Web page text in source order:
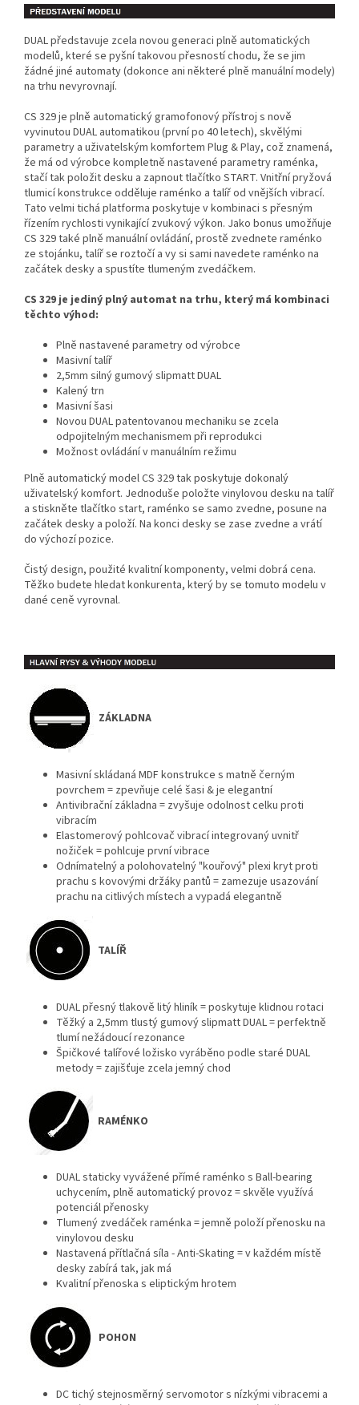
DUAL představuje zcela novou generaci plně automatických
modelů, které se pyšní takovou přesností chodu, že se jim
žádné jiné automaty (dokonce ani některé plně manuální modely)
na trhu nevyrovnají.
CS 329 je plně automatický gramofonový přístroj s nově
vyvinutou DUAL automatikou (první po 40 letech), skvělými
parametry a uživatelským komfortem Plug & Play, což znamená,
že má od výrobce kompletně nastavené parametry raménka,
stačí tak položit desku a zapnout tlačítko START. Vnitřní pryžová
tlumicí konstrukce odděluje raménko a talíř od vnějších vibrací.
Tato velmi tichá platforma poskytuje v kombinaci s přesným
řízením rychlosti vynikající zvukový výkon. Jako bonus umožňuje
CS 329 také plně manuální ovládání, prostě zvednete raménko
ze stojánku, talíř se roztočí a vy si sami navedete raménko na
začátek desky a spustíte tlumeným zvedáčkem.
CS 329 je jediný plný automat na trhu, který má kombinaci
těchto výhod:
Plně nastavené parametry od výrobce
Masivní talíř
2,5mm silný gumový slipmatt DUAL
Kalený trn
Masivní šasi
Novou DUAL patentovanou mechaniku se zcela
odpojitelným mechanismem při reprodukci
Možnost ovládání v manuálním režimu
Plně automatický model CS 329 tak poskytuje dokonalý
uživatelský komfort. Jednoduše položte vinylovou desku na talíř
a stiskněte tlačítko start, raménko se samo zvedne, posune na
začátek desky a položí. Na konci desky se zase zvedne a vrátí
do výchozí pozice.
Čistý design, použité kvalitní komponenty, velmi dobrá cena.
Těžko budete hledat konkurenta, který by se tomuto modelu v
dané ceně vyrovnal.
ZÁKLADNA
Masivní skládaná MDF konstrukce s matně černým
povrchem = zpevňuje celé šasi & je elegantní
Antivibrační základna = zvyšuje odolnost celku proti
vibracím
Elastomerový pohlcovač vibrací integrovaný uvnitř
nožiček = pohlcuje první vibrace
Odnímatelný a polohovatelný "kouřový" plexi kryt proti
prachu s kovovými držáky pantů = zamezuje usazování
prachu na citlivých místech a vypadá elegantně
TALÍŘ
DUAL přesný tlakově litý hliník = poskytuje klidnou rotaci
Těžký a 2,5mm tlustý gumový slipmatt DUAL = perfektně
tlumí nežádoucí rezonance
Špičkové talířové ložisko vyráběno podle staré DUAL
metody = zajišťuje zcela jemný chod
RAMÉNKO
DUAL staticky vyvážené přímé raménko s Ball-bearing
uchycením, plně automatický provoz = skvěle využívá
potenciál přenosky
Tlumený zvedáček raménka = jemně položí přenosku na
vinylovou desku
Nastavená přítlačná síla - Anti-Skating = v každém místě
desky zabírá tak, jak má
Kvalitní přenoska s eliptickým hrotem
POHON
DC tichý stejnosměrný servomotor s nízkými vibracemi a